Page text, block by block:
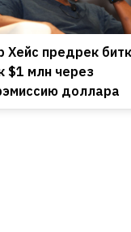
Хейс предрек
$1 млн через
доллара